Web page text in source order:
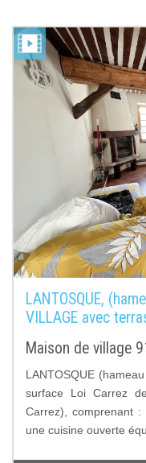
LANTOSQUE,
VILLAGE avec
Maison de village
LANTOSQUE
surface Loi Carrez
Carrez), comprenant
une cuisine ouverte